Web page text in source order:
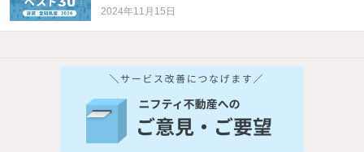
2024年11月15日
他の人はこんな条件で絞り込んでいます！
バス・トイレ別 2階以上
新着物件メール通知
ご希望の条件の物件が見つかり次第、メ